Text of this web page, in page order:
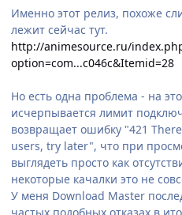
Именно этот релиз, похоже
лежит сейчас тут.
http://animesource.ru/
option=com...c046c&Itemid=28
Но есть одна проблема - на
исчерпывается лимит
возвращает ошибку "421
users, try later", что при
выглядеть просто как
некоторые качалки это не
У меня Download Master